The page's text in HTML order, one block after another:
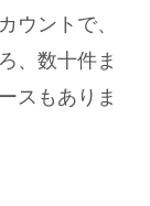
ウントで、
、数十件ま
スもありま